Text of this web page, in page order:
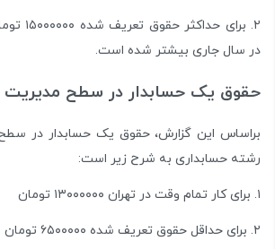
۲. برای
در سال جاری بیشتر شده است.
حقوق یک حسابدار در سطح مدیریت
براساس این گزارش، حقوق یک حسابدار در سطح
رشته حسابداری به شرح زیر است:
۱. برای کار تمام وقت در تهران ۱۳۰۰۰۰۰۰ تومان
۲. برای حداقل حقوق تعریف شده ۶۵۰۰۰۰۰ تومان